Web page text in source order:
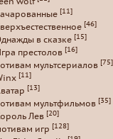
[11]
[46]
в сказке [15]
престолов [16]
мультсериалов [75]
[11]
[13]
мультфильмов [35]
Лев [20]
игр [128]